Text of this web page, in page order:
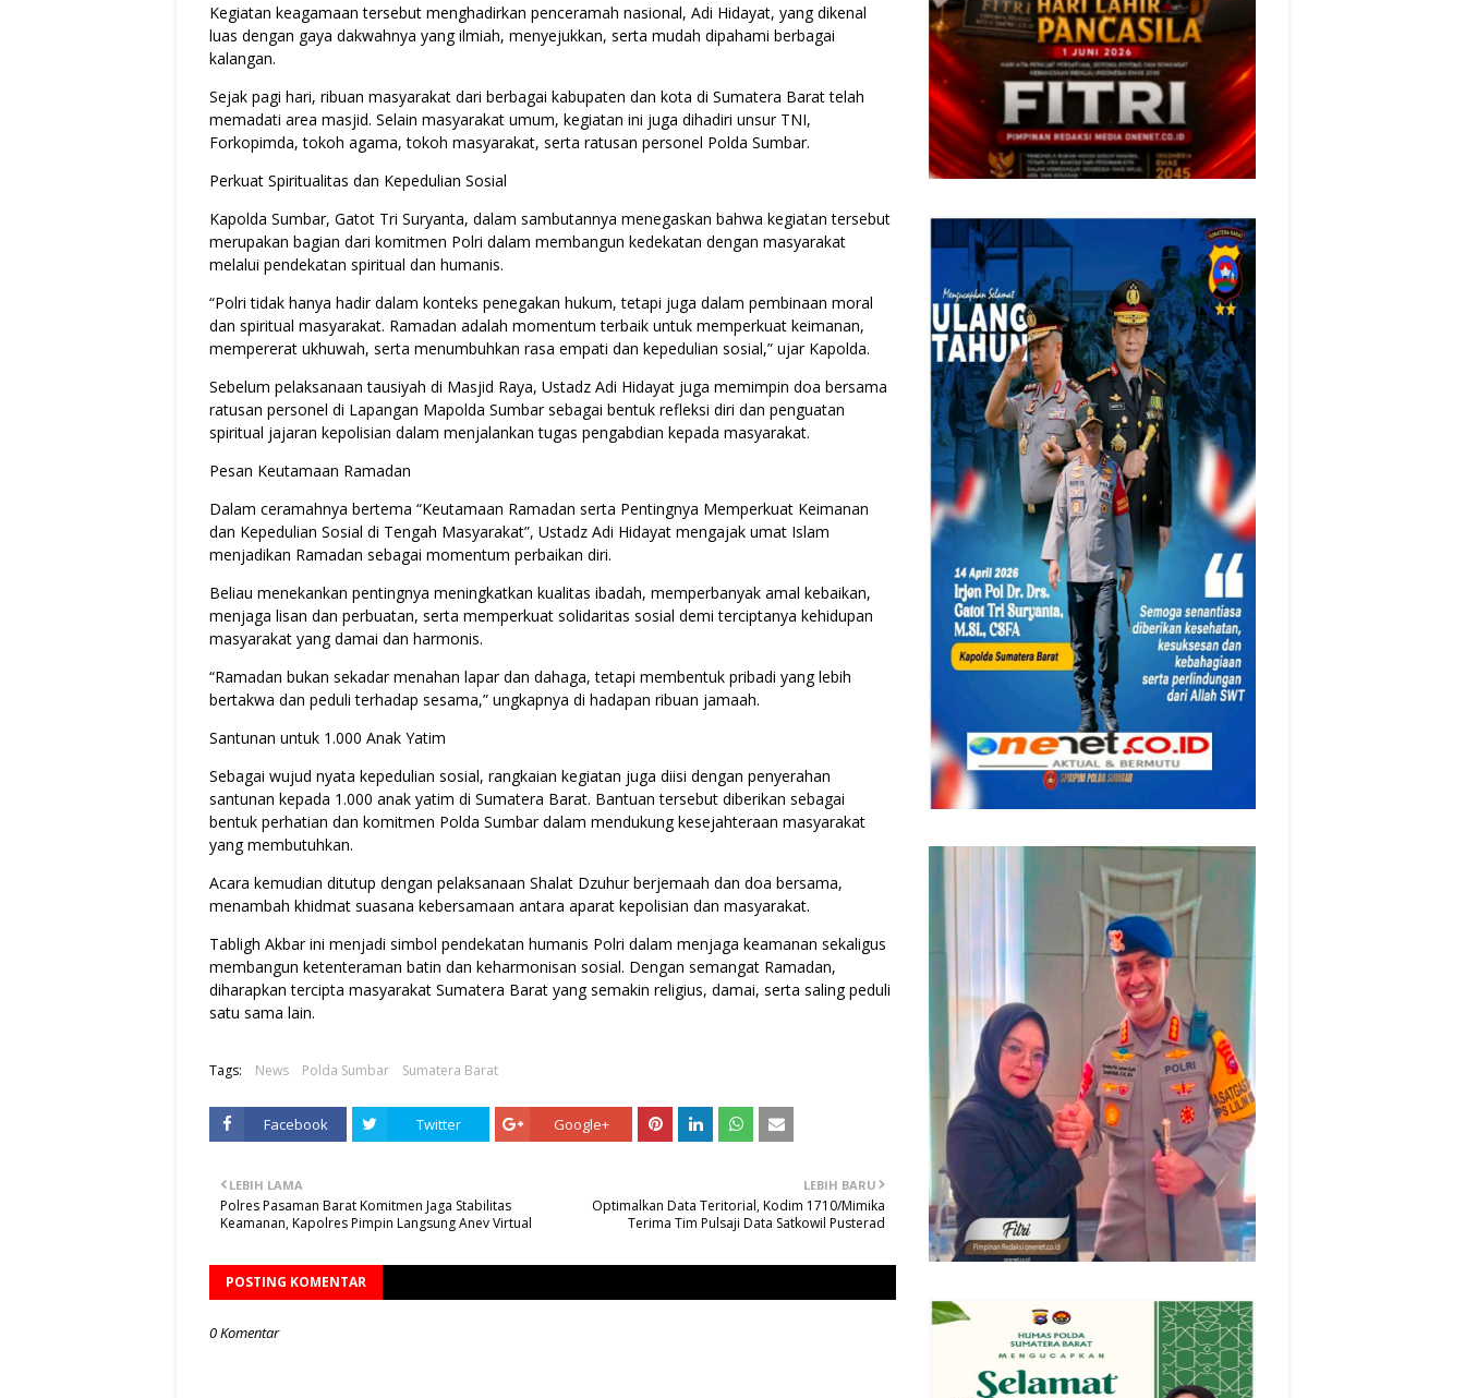
Kegiatan keagamaan tersebut menghadirkan penceramah nasional, Adi Hidayat, yang dikenal
luas dengan gaya dakwahnya yang ilmiah, menyejukkan, serta mudah dipahami berbagai
kalangan.
Sejak pagi hari, ribuan masyarakat dari berbagai kabupaten dan kota di Sumatera Barat telah
memadati area masjid. Selain masyarakat umum, kegiatan ini juga dihadiri unsur TNI,
Forkopimda, tokoh agama, tokoh masyarakat, serta ratusan personel Polda Sumbar.
Perkuat Spiritualitas dan Kepedulian Sosial
Kapolda Sumbar, Gatot Tri Suryanta, dalam sambutannya menegaskan bahwa kegiatan tersebut
merupakan bagian dari komitmen Polri dalam membangun kedekatan dengan masyarakat
melalui pendekatan spiritual dan humanis.
“Polri tidak hanya hadir dalam konteks penegakan hukum, tetapi juga dalam pembinaan moral
dan spiritual masyarakat. Ramadan adalah momentum terbaik untuk memperkuat keimanan,
mempererat ukhuwah, serta menumbuhkan rasa empati dan kepedulian sosial,” ujar Kapolda.
Sebelum pelaksanaan tausiyah di Masjid Raya, Ustadz Adi Hidayat juga memimpin doa bersama
ratusan personel di Lapangan Mapolda Sumbar sebagai bentuk refleksi diri dan penguatan
spiritual jajaran kepolisian dalam menjalankan tugas pengabdian kepada masyarakat.
Pesan Keutamaan Ramadan
Dalam ceramahnya bertema “Keutamaan Ramadan serta Pentingnya Memperkuat Keimanan
dan Kepedulian Sosial di Tengah Masyarakat”, Ustadz Adi Hidayat mengajak umat Islam
menjadikan Ramadan sebagai momentum perbaikan diri.
Beliau menekankan pentingnya meningkatkan kualitas ibadah, memperbanyak amal kebaikan,
menjaga lisan dan perbuatan, serta memperkuat solidaritas sosial demi terciptanya kehidupan
masyarakat yang damai dan harmonis.
“Ramadan bukan sekadar menahan lapar dan dahaga, tetapi membentuk pribadi yang lebih
bertakwa dan peduli terhadap sesama,” ungkapnya di hadapan ribuan jamaah.
Santunan untuk 1.000 Anak Yatim
Sebagai wujud nyata kepedulian sosial, rangkaian kegiatan juga diisi dengan penyerahan
santunan kepada 1.000 anak yatim di Sumatera Barat. Bantuan tersebut diberikan sebagai
bentuk perhatian dan komitmen Polda Sumbar dalam mendukung kesejahteraan masyarakat
yang membutuhkan.
Acara kemudian ditutup dengan pelaksanaan Shalat Dzuhur berjemaah dan doa bersama,
menambah khidmat suasana kebersamaan antara aparat kepolisian dan masyarakat.
Tabligh Akbar ini menjadi simbol pendekatan humanis Polri dalam menjaga keamanan sekaligus
membangun ketenteraman batin dan keharmonisan sosial. Dengan semangat Ramadan,
diharapkan tercipta masyarakat Sumatera Barat yang semakin religius, damai, serta saling peduli
satu sama lain.
Tags: News Polda Sumbar Sumatera Barat
Facebook Twitter Google+
LEBIH BARU
Optimalkan Data Teritorial, Kodim 1710/Mimika
Terima Tim Pulsaji Data Satkowil Pusterad
LEBIH LAMA
Polres Pasaman Barat Komitmen Jaga Stabilitas
Keamanan, Kapolres Pimpin Langsung Anev Virtual
POSTING KOMENTAR
0 Komentar